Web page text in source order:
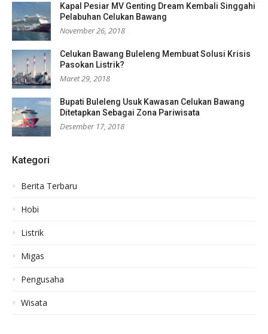
Kapal Pesiar MV Genting Dream Kembali Singgahi
Pelabuhan Celukan Bawang
November 26, 2018
Celukan Bawang Buleleng Membuat Solusi Krisis
Pasokan Listrik?
Maret 29, 2018
Bupati Buleleng Usuk Kawasan Celukan Bawang
Ditetapkan Sebagai Zona Pariwisata
Desember 17, 2018
Kategori
Berita Terbaru
Hobi
Listrik
Migas
Pengusaha
Wisata